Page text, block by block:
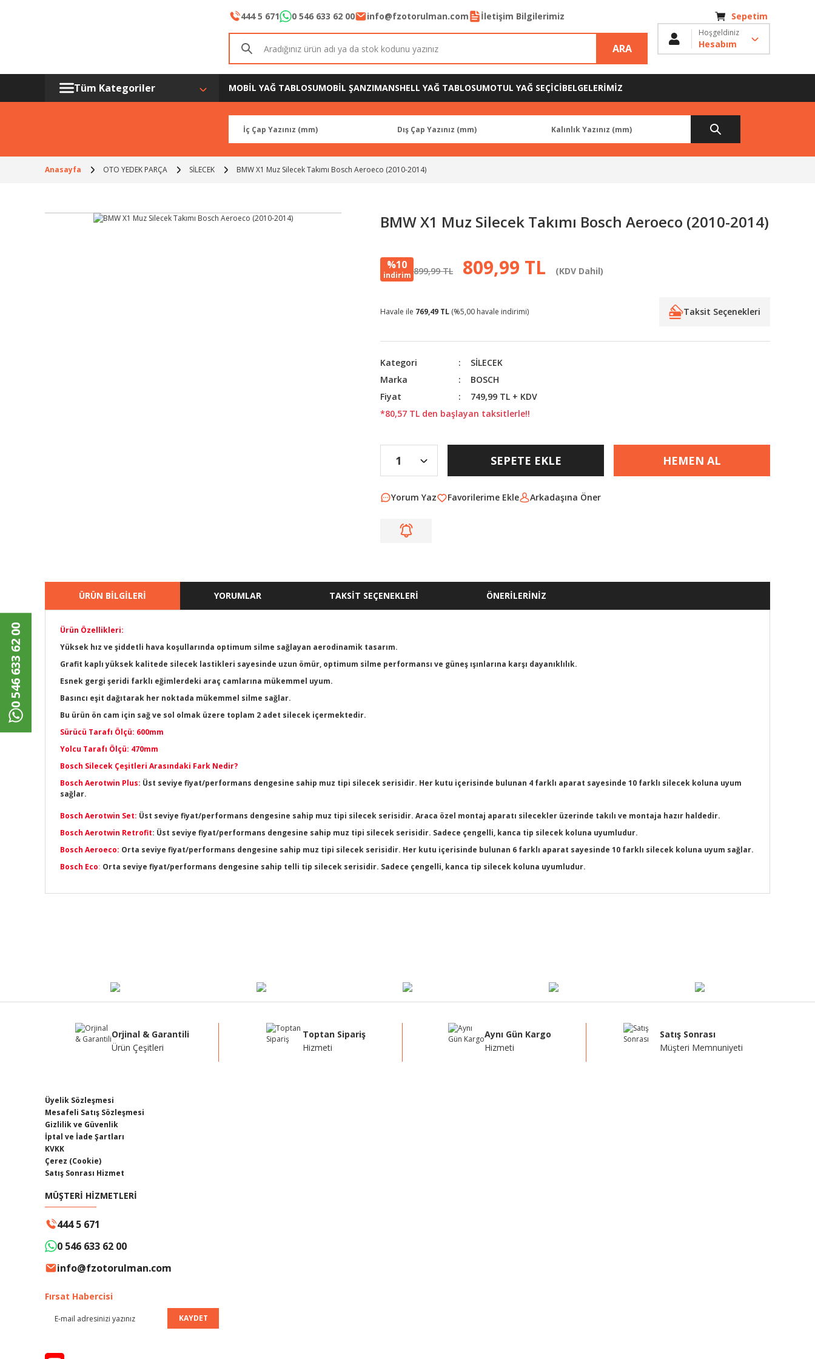
444 5 671 0 546 633 62 00 info@fzotorulman.com İletişim Bilgilerimiz
ARA
Sepetim
Hoşgeldiniz
Hesabım
Tüm Kategoriler MOBİL YAĞ TABLOSUMOBİL ŞANZIMANSHELL YAĞ TABLOSUMOTUL YAĞ SEÇİCİBELGELERİMİZ
Anasayfa OTO YEDEK PARÇA SİLECEK BMW X1 Muz Silecek Takımı Bosch Aeroeco (2010-2014)
BMW X1 Muz Silecek Takımı Bosch Aeroeco (2010-2014)
%10
indirim 899,99 TL 809,99 TL (KDV Dahil)
Havale ile 769,49 TL (%5,00 havale indirimi) Taksit Seçenekleri
Kategori
SİLECEK
Marka
BOSCH
Fiyat
749,99 TL + KDV
*80,57 TL den başlayan taksitlerle!!
SEPETE EKLE HEMEN AL
Yorum Yaz Arkadaşına Öner
ÜRÜN BİLGİLERİ YORUMLAR TAKSİT SEÇENEKLERİ ÖNERİLERİNİZ
Ürün Özellikleri:
Yüksek hız ve şiddetli hava koşullarında optimum silme sağlayan aerodinamik tasarım.
Grafit kaplı yüksek kalitede silecek lastikleri sayesinde uzun ömür, optimum silme performansı ve güneş ışınlarına karşı dayanıklılık.
Esnek gergi şeridi farklı eğimlerdeki araç camlarına mükemmel uyum.
Basıncı eşit dağıtarak her noktada mükemmel silme sağlar.
Bu ürün ön cam için sağ ve sol olmak üzere toplam 2 adet silecek içermektedir.
Sürücü Tarafı Ölçü: 600mm
Yolcu Tarafı Ölçü: 470mm
Bosch Silecek Çeşitleri Arasındaki Fark Nedir?
Bosch Aerotwin Plus: Üst seviye fiyat/performans dengesine sahip muz tipi silecek serisidir. Her kutu içerisinde bulunan 4 farklı aparat sayesinde 10 farklı silecek koluna uyum
sağlar.
Bosch Aerotwin Set: Üst seviye fiyat/performans dengesine sahip muz tipi silecek serisidir. Araca özel montaj aparatı silecekler üzerinde takılı ve montaja hazır haldedir.
Bosch Aerotwin Retrofit: Üst seviye fiyat/performans dengesine sahip muz tipi silecek serisidir. Sadece çengelli, kanca tip silecek koluna uyumludur.
Bosch Aeroeco: Orta seviye fiyat/performans dengesine sahip muz tipi silecek serisidir. Her kutu içerisinde bulunan 6 farklı aparat sayesinde 10 farklı silecek koluna uyum sağlar.
Bosch Eco: Orta seviye fiyat/performans dengesine sahip telli tip silecek serisidir. Sadece çengelli, kanca tip silecek koluna uyumludur.
Ürün bilgilerinde hatalar bulunuyor.
Bu ürüne benzer farklı alternatifler olmalı.
Orjinal & Garantili
Ürün Çeşitleri
Toptan Sipariş
Hizmeti
Aynı Gün Kargo
Hizmeti
Satış Sonrası
Müşteri Memnuniyeti
Üyelik Sözleşmesi
Mesafeli Satış Sözleşmesi
Gizlilik ve Güvenlik
İptal ve İade Şartları
KVKK
Çerez (Cookie)
Satış Sonrası Hizmet
MÜŞTERİ HİZMETLERİ
444 5 671
0 546 633 62 00
info@fzotorulman.com
Fırsat Habercisi
KAYDET
0 546 633 62 00